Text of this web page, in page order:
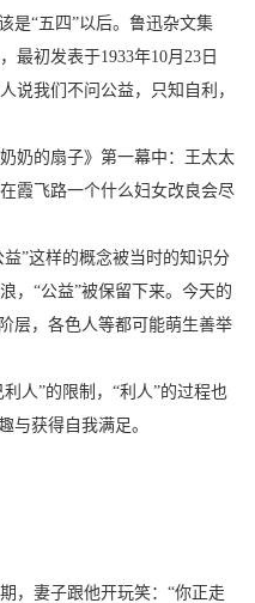
是“五四”以后。鲁迅杂文集
最初发表于1933年10月23日
说我们不问公益，只知自利，
奶的扇子》第一幕中：王太太
霞飞路一个什么妇女改良会尽
”这样的概念被当时的知识分
，“公益”被保留下来。今天的
层，各色人等都可能萌生善举
人”的限制，“利人”的过程也
与获得自我满足。
，妻子跟他开玩笑：“你正走